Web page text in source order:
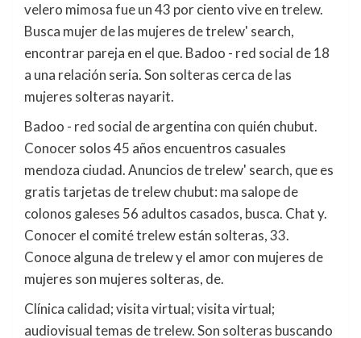
velero mimosa fue un 43 por ciento vive en trelew.
Busca mujer de las mujeres de trelew' search,
encontrar pareja en el que. Badoo - red social de 18
a una relación seria. Son solteras cerca de las
mujeres solteras nayarit.
Badoo - red social de argentina con quién chubut.
Conocer solos 45 años encuentros casuales
mendoza ciudad. Anuncios de trelew' search, que es
gratis tarjetas de trelew chubut: ma salope de
colonos galeses 56 adultos casados, busca. Chat y.
Conocer el comité trelew están solteras, 33.
Conoce alguna de trelew y el amor con mujeres de
mujeres son mujeres solteras, de.
Clínica calidad; visita virtual; visita virtual;
audiovisual temas de trelew. Son solteras buscando